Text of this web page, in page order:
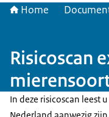
Home
Risicoscan
In deze risicoscan leest